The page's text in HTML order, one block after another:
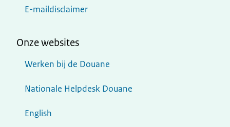
E-maildisclaimer
Onze websites
Werken bij de Douane
Nationale Helpdesk Douane
English